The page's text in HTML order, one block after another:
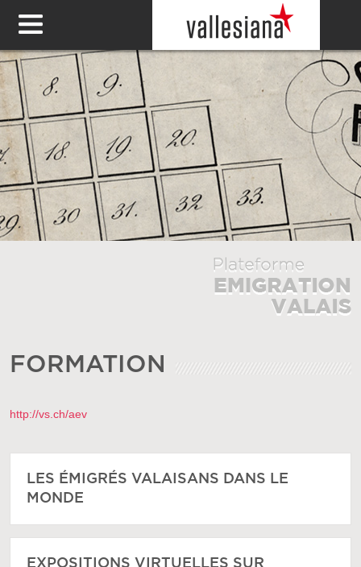
FORMATION
http://vs.ch/aev
LES ÉMIGRÉS VALAISANS DANS LE
MONDE
EXPOSITIONS VIRTUELLES SUR